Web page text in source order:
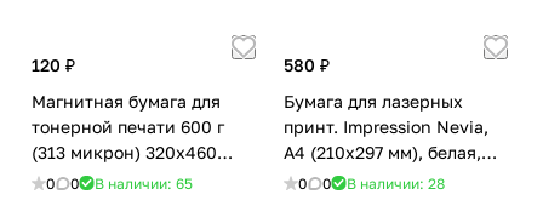
120 ₽
Магнитная бумага для
тонерной печати 600 г
(313 микрон) 320х460
матовая
0 0 В наличии: 65
580 ₽
Бумага для лазерных
принт. Impression Nevia,
А4 (210x297 мм), белая,
100 г/м2, матовая, 500 л
0 0 В наличии: 28